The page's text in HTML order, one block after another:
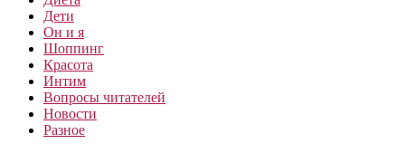
Дети
Он и я
Шоппинг
Красота
Интим
Вопросы читателей
Новости
Разное